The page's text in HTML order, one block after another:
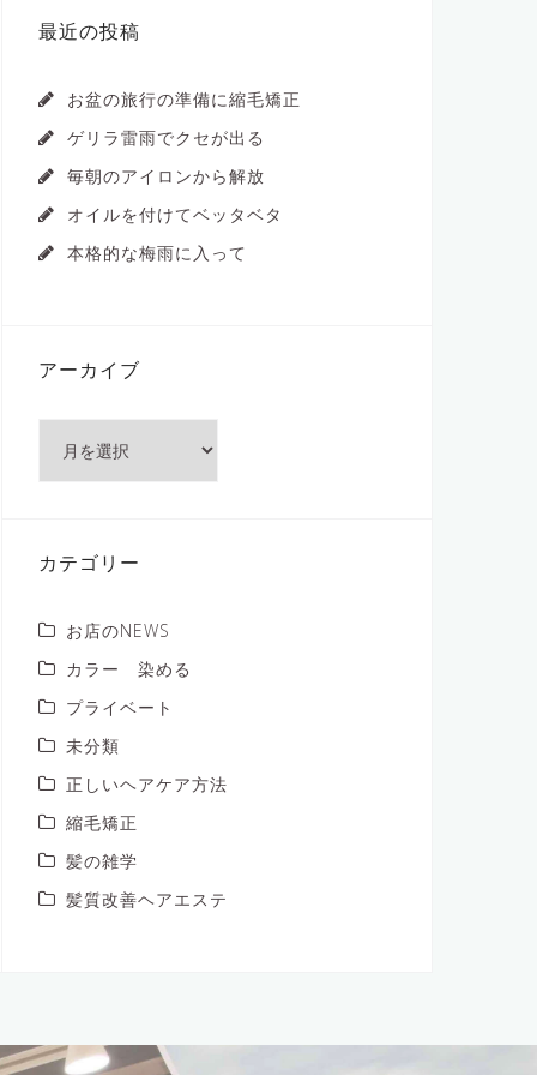
最近の投稿
お盆の旅行の準備に縮毛矯正
ゲリラ雷雨でクセが出る
毎朝のアイロンから解放
オイルを付けてベッタベタ
本格的な梅雨に入って
アーカイブ
ブ
カテゴリー
お店のNEWS
カラー 染める
プライベート
未分類
正しいヘアケア方法
縮毛矯正
髪の雑学
髪質改善ヘアエステ